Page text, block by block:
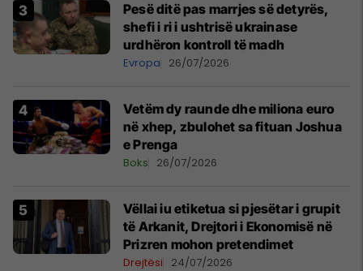
Pesë ditë pas marrjes së detyrës,
shefi i ri i ushtrisë ukrainase
urdhëron kontroll të madh
Evropa 26/07/2026
Vetëm dy raunde dhe miliona euro
në xhep, zbulohet sa fituan Joshua
e Prenga
Boks 26/07/2026
Vëllai iu etiketua si pjesëtar i grupit
të Arkanit, Drejtori i Ekonomisë në
Prizren mohon pretendimet
Drejtësi 24/07/2026